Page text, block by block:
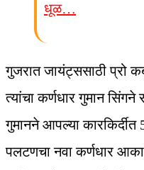
धूळ…
गुजरात जायंट्ससाठी प्रो
त्यांचा कर्णधार गुमान
गुमानने आपल्या
पलटणचा नवा कर्णधार